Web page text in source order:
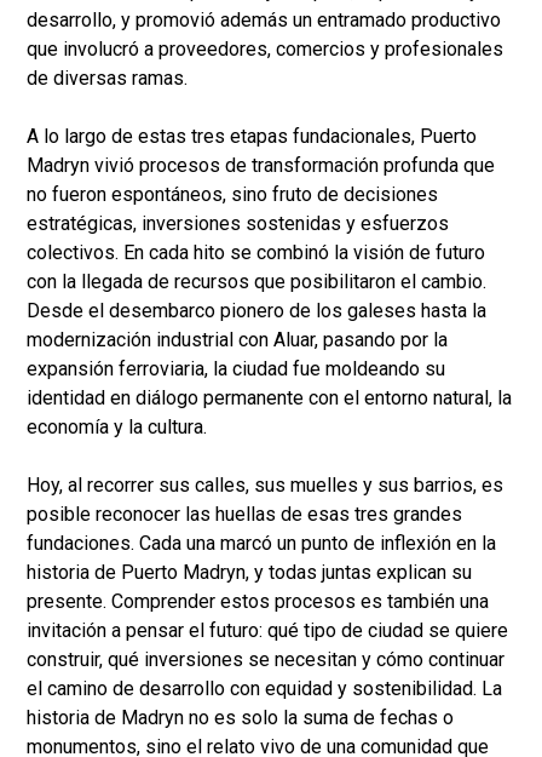
desarrollo, y promovió además un entramado productivo
que involucró a proveedores, comercios y profesionales
de diversas ramas.
A lo largo de estas tres etapas fundacionales, Puerto
Madryn vivió procesos de transformación profunda que
no fueron espontáneos, sino fruto de decisiones
estratégicas, inversiones sostenidas y esfuerzos
colectivos. En cada hito se combinó la visión de futuro
con la llegada de recursos que posibilitaron el cambio.
Desde el desembarco pionero de los galeses hasta la
modernización industrial con Aluar, pasando por la
expansión ferroviaria, la ciudad fue moldeando su
identidad en diálogo permanente con el entorno natural, la
economía y la cultura.
Hoy, al recorrer sus calles, sus muelles y sus barrios, es
posible reconocer las huellas de esas tres grandes
fundaciones. Cada una marcó un punto de inflexión en la
historia de Puerto Madryn, y todas juntas explican su
presente. Comprender estos procesos es también una
invitación a pensar el futuro: qué tipo de ciudad se quiere
construir, qué inversiones se necesitan y cómo continuar
el camino de desarrollo con equidad y sostenibilidad. La
historia de Madryn no es solo la suma de fechas o
monumentos, sino el relato vivo de una comunidad que